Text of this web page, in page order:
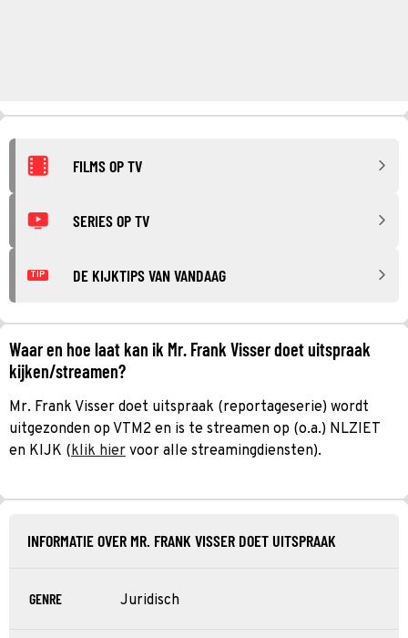
FILMS OP TV
SERIES OP TV
TIP DE KIJKTIPS VAN VANDAAG
Waar en hoe laat kan ik Mr. Frank Visser doet uitspraak
kijken/streamen?
Mr. Frank Visser doet uitspraak (reportageserie) wordt
uitgezonden op VTM2 en is te streamen op (o.a.) NLZIET
en KIJK (klik hier voor alle streamingdiensten).
INFORMATIE OVER MR. FRANK VISSER DOET UITSPRAAK
GENRE Juridisch